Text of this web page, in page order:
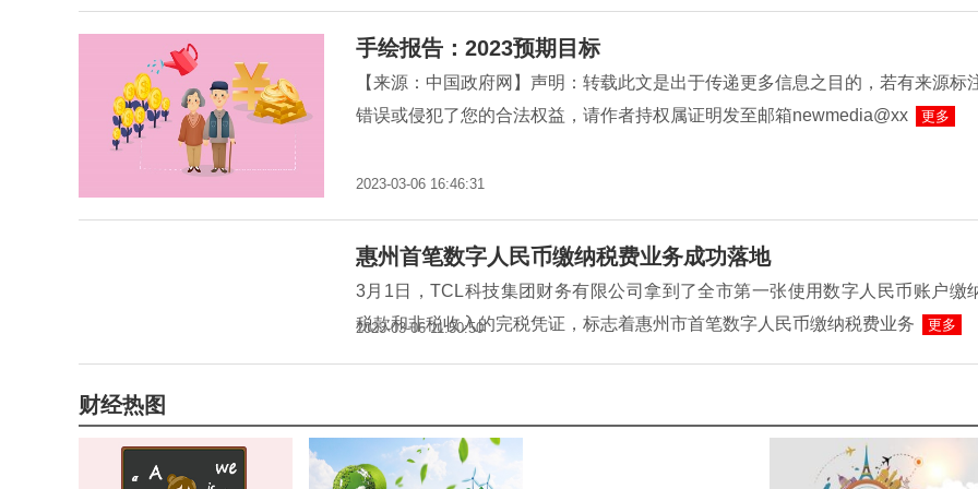
手绘报告：2023预期目标
【来源：中国政府网】声明：转载此文是出于传递更多信息之目的，若有来源标
错误或侵犯了您的合法权益，请作者持权属证明发至邮箱newmedia@xx
更多
2023-03-06 16:46:31
惠州首笔数字人民币缴纳税费业务成功落地
3月1日，TCL科技集团财务有限公司拿到了全市第一张使用数字人民币账户缴
税款和非税收入的完税凭证，标志着惠州市首笔数字人民币缴纳税费业务
更多
2023-03-06 11:50:50
财经热图